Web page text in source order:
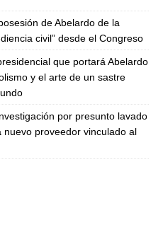
de Abelardo de la
civil” desde el Congreso
que portará Abelardo
y el arte de un sastre
por presunto lavado
proveedor vinculado al